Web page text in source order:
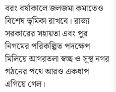
বরং বর্ষাকালে জলজমা কমাতেও
বিশেষ ভূমিকা রাখবে। রাজ্য
সরকারের সহায়তা এবং পুর
নিগমের পরিকল্পিত পদক্ষেপ
মিলিয়ে আগরতলা স্বচ্ছ ও সুস্থ নগর
গঠনের পথে আরও একধাপ
এগিয়ে গেল।